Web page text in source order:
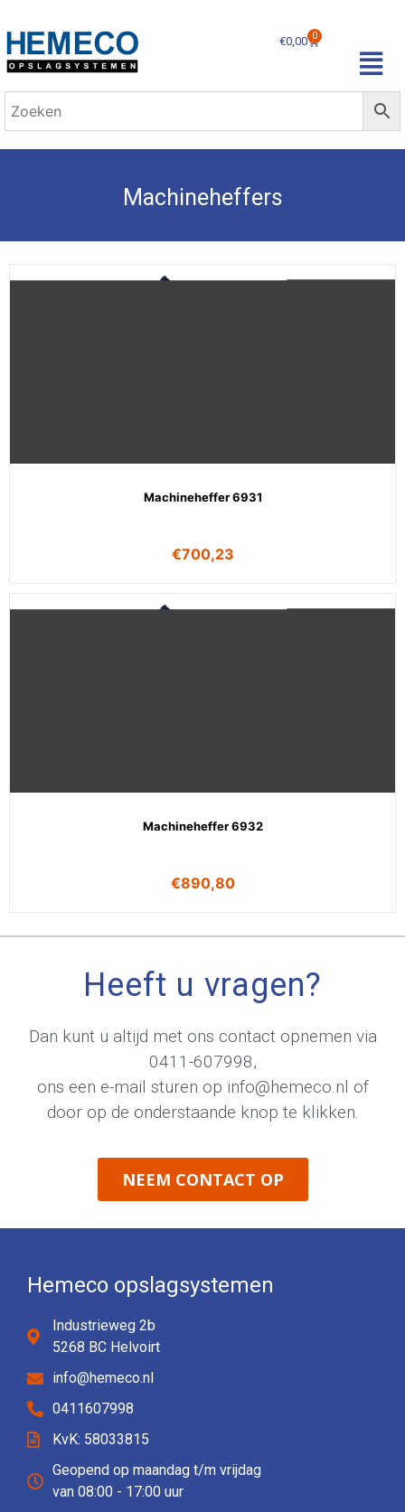
€0,00 0
Machineheffers
Machineheffer 6931
€700,23
Machineheffer 6932
€890,80
Heeft u vragen?
Dan kunt u altijd met ons contact opnemen via
0411-607998,
ons een e-mail sturen op info@hemeco.nl of
door op de onderstaande knop te klikken.
NEEM CONTACT OP
Hemeco opslagsystemen
Industrieweg 2b
5268 BC Helvoirt
info@hemeco.nl
0411607998
KvK: 58033815
Geopend op maandag t/m vrijdag
van 08:00 - 17:00 uur